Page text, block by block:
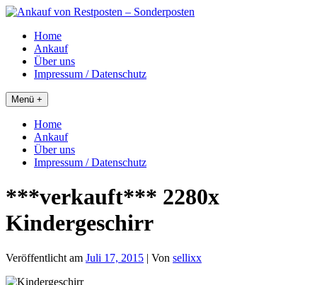
Skip
contentHome
Ankauf
Über uns
Impressum / Datenschutz
Menü +
Home
Ankauf
Über uns
Impressum / Datenschutz
***verkauft*** 2280x
Kindergeschirr
Veröffentlicht am Juli 17, 2015 | Von sellixx